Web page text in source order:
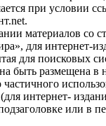
при условии
материалов со
для интернет-
для поисковых
быть размещена в
интернет-
или в